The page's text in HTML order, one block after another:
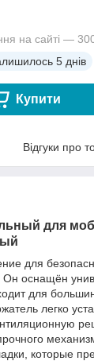
на сайті —
5 днів
Купити
Відгуки про
для
для
оснащён
для
легко
которые